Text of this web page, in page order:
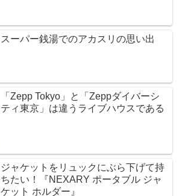
スーパー銭湯でのアカスリの思い出
「Zepp Tokyo」と「Zeppダイバーシ
ティ東京」は違うライブハウスである
ジャケットをリュックにぶら下げて持
ちたい！『NEXARY ポータブル ジャ
ケット ホルダー』